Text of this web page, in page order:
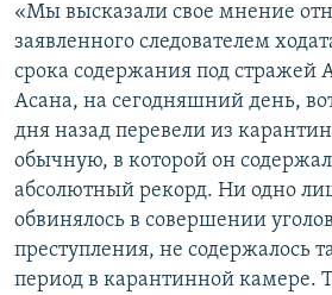
«Мы высказали свое мнение
заявленного следователем
срока содержания под стражей
Асана, на сегодняшний день,
дня назад перевели из
обычную, в которой он
абсолютный рекорд. Ни одно
обвинялось в совершении
преступления, не содержалось
период в карантинной камере.